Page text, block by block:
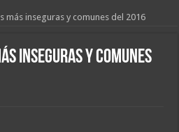
más inseguras y comunes del 2016
inseguras y comunes